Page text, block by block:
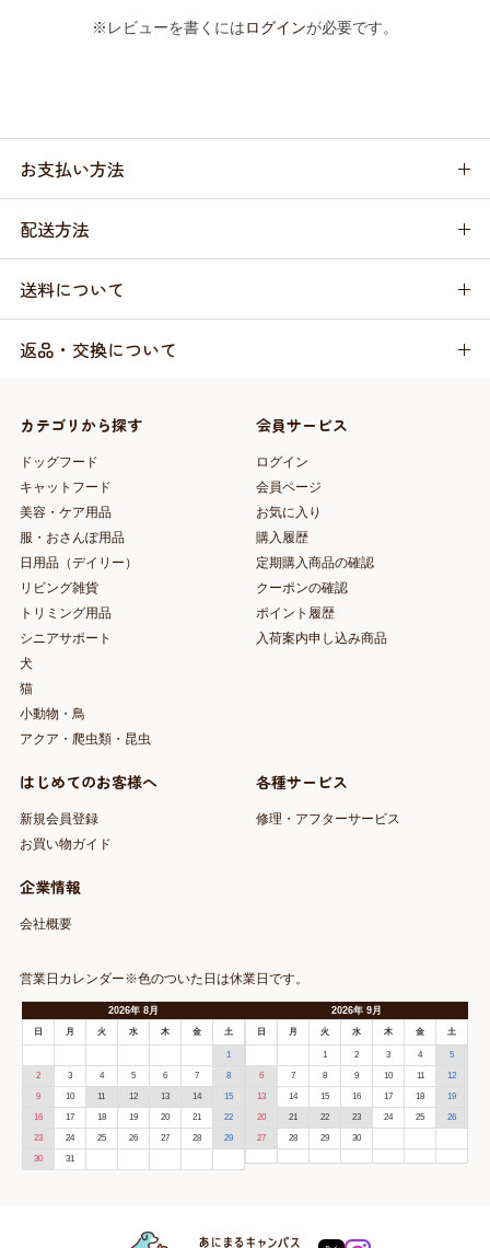
※レビューを書くにはログインが必要です。
お支払い方法
配送方法
送料について
返品・交換について
カテゴリから探す
ドッグフード
キャットフード
美容・ケア用品
服・おさんぽ用品
日用品（デイリー）
リビング雑貨
トリミング用品
シニアサポート
犬
猫
小動物・鳥
アクア・爬虫類・昆虫
会員サービス
ログイン
会員ページ
お気に入り
購入履歴
定期購入商品の確認
クーポンの確認
ポイント履歴
入荷案内申し込み商品
はじめてのお客様へ
新規会員登録
お買い物ガイド
各種サービス
修理・アフターサービス
企業情報
会社概要
営業日カレンダー※色のついた日は休業日です。
2026年 8月
日 月 火 水 木 金 土
1
2 3 4 5 6 7 8
9 10 11 12 13 14 15
16 17 18 19 20 21 22
23 24 25 26 27 28 29
30 31
2026年9月
日 月 火 水 木 金 土
1 2 3 4 5
6 7 8 9 10 11 12
13 14 15 16 17 18 19
20 21 22 23 24 25 26
27 28 29 30